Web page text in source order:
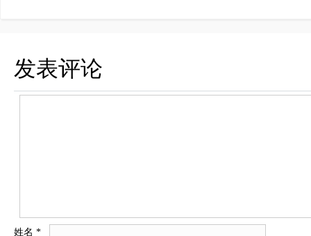
发表评论
姓名 *